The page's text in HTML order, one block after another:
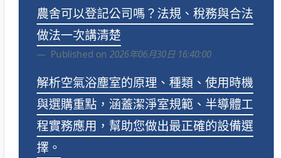
農舍可以登記公司嗎？法規、稅務與合法
做法一次講清楚
Published on 2026年06月30日 16:40:00
解析空氣浴塵室的原理、種類、使用時機
與選購重點，涵蓋潔淨室規範、半導體工
程實務應用，幫助您做出最正確的設備選
擇。